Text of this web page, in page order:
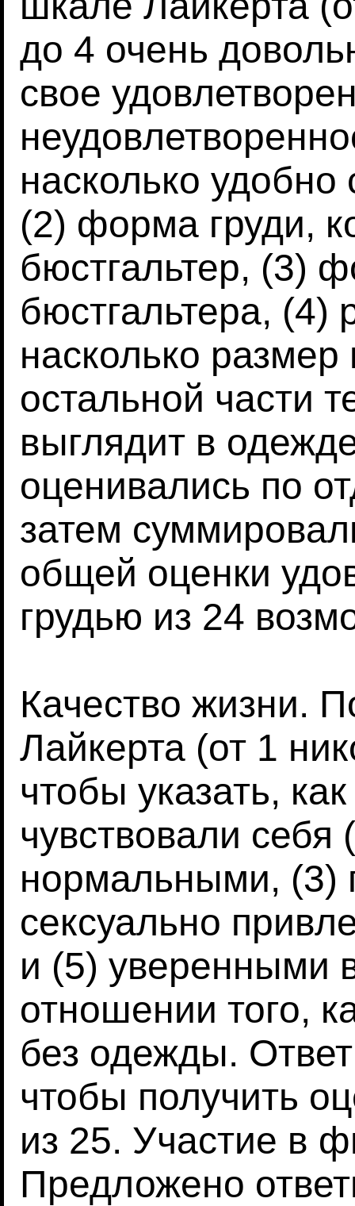
до 4 очень
свое
насколько удобно
(2) форма груди,
бюстгальтер, (3)
бюстгальтера, (4)
насколько размер
остальной части
выглядит в
оценивались по
затем
общей оценки
грудью из 24
Качество жизни.
Лайкерта (от 1
чтобы указать,
чувствовали
нормальными, (3)
сексуально
и (5) уверенными
отношении того,
без одежды.
чтобы получить
из 25. Участие в
Предложено